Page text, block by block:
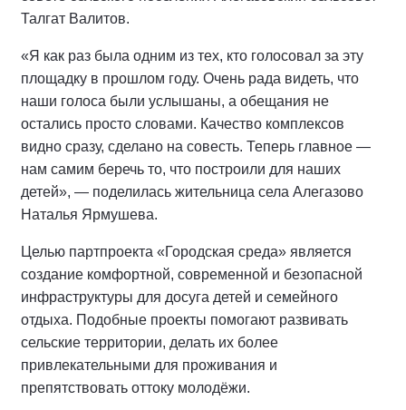
Талгат Валитов.
«Я как раз была одним из тех, кто голосовал за эту
площадку в прошлом году. Очень рада видеть, что
наши голоса были услышаны, а обещания не
остались просто словами. Качество комплексов
видно сразу, сделано на совесть. Теперь главное —
нам самим беречь то, что построили для наших
детей», — поделилась жительница села Алегазово
Наталья Ярмушева.
Целью партпроекта «Городская среда» является
создание комфортной, современной и безопасной
инфраструктуры для досуга детей и семейного
отдыха. Подобные проекты помогают развивать
сельские территории, делать их более
привлекательными для проживания и
препятствовать оттоку молодёжи.